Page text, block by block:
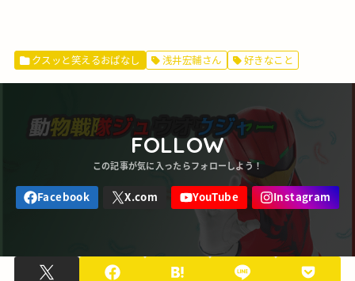
クスッと笑えるおぱなし 浅井宏輔さん 好きなこと
FOLLOW